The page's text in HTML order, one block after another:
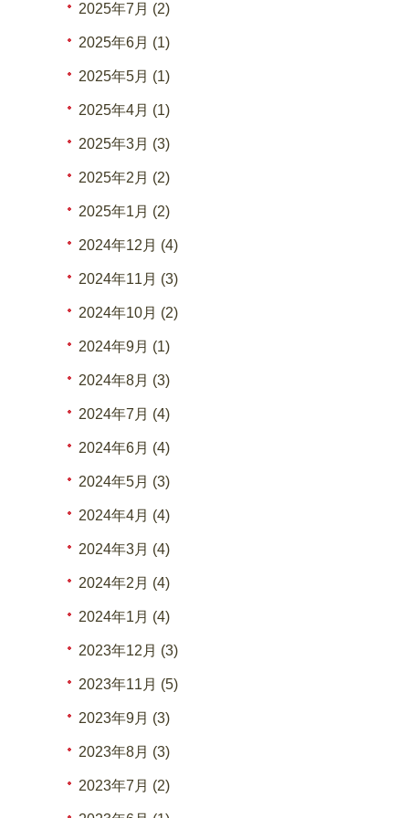
2025年7月 (2)
2025年6月 (1)
2025年5月 (1)
2025年4月 (1)
2025年3月 (3)
2025年2月 (2)
2025年1月 (2)
2024年12月 (4)
2024年11月 (3)
2024年10月 (2)
2024年9月 (1)
2024年8月 (3)
2024年7月 (4)
2024年6月 (4)
2024年5月 (3)
2024年4月 (4)
2024年3月 (4)
2024年2月 (4)
2024年1月 (4)
2023年12月 (3)
2023年11月 (5)
2023年9月 (3)
2023年8月 (3)
2023年7月 (2)